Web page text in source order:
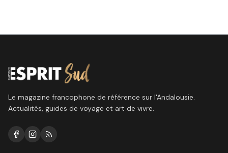
Le magazine francophone de référence sur l'Andalousie.
Actualités, guides de voyage et art de vivre.